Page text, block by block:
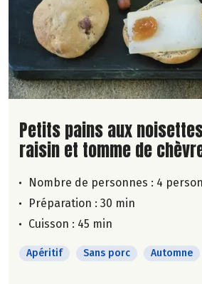
Lire la suite de la recette
Petits pains aux
raisin et tomme de
Nombre de personnes : 4
Préparation : 30 min
Cuisson : 45 min
Apéritif Sans porc Automne